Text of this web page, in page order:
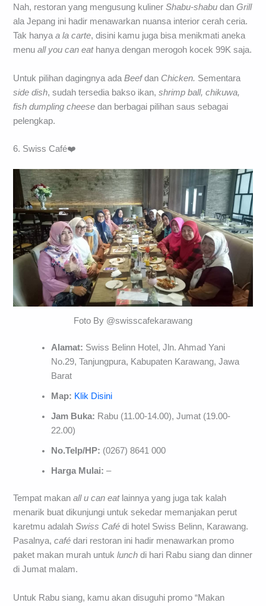
Nah, restoran yang mengusung kulinerShabu-shabu dan Grill
ala Jepang ini hadir menawarkan nuansa interior cerah ceria.
Tak hanyaa la carte, disini kamu juga bisa menikmati aneka
menuall you can eathanya dengan merogoh kocek 99K saja.
Untuk pilihan dagingnya adaBeefdan Chicken. Sementara
side dish, sudah tersedia bakso ikan,shrimp ball, chikuwa,
fish dumpling cheese dan berbagai pilihan saus sebagai
pelengkap.
6. Swiss Café❤️
Foto By @swisscafekarawang
Alamat: Swiss Belinn Hotel, Jln. Ahmad Yani
No.29, Tanjungpura, Kabupaten Karawang, Jawa
Barat
Map: Klik Disini
Jam Buka: Rabu (11.00-14.00), Jumat (19.00-
22.00)
No.Telp/HP: (0267) 8641 000
Harga Mulai: –
Tempat makanall u can eatlainnya yang juga tak kalah
menarik buat dikunjungi untuk sekedar memanjakan perut
karetmu adalahSwiss Café di hotel Swiss Belinn, Karawang.
Pasalnya,café dari restoran ini hadir menawarkan promo
paket makan murah untuklunch di hari Rabu siang dan dinner
di Jumat malam.
Untuk Rabu siang, kamu akan disuguhi promo “Makan